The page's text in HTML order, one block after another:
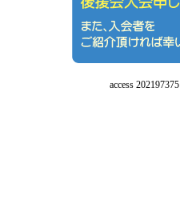
access 202197375